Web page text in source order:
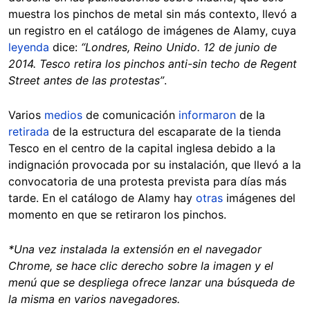
muestra los pinchos de metal sin más contexto, llevó a
un registro en el catálogo de imágenes de Alamy, cuya
leyenda dice: “Londres, Reino Unido. 12 de junio de
2014. Tesco retira los pinchos anti-sin techo de Regent
Street antes de las protestas”.
Varios medios de comunicación informaron de la
retirada de la estructura del escaparate de la tienda
Tesco en el centro de la capital inglesa debido a la
indignación provocada por su instalación, que llevó a la
convocatoria de una protesta prevista para días más
tarde. En el catálogo de Alamy hay otras imágenes del
momento en que se retiraron los pinchos.
*Una vez instalada la extensión en el navegador
Chrome, se hace clic derecho sobre la imagen y el
menú que se despliega ofrece lanzar una búsqueda de
la misma en varios navegadores.